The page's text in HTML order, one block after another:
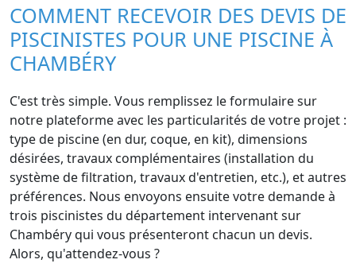
COMMENT RECEVOIR DES DEVIS DE
PISCINISTES POUR UNE PISCINE À
CHAMBÉRY
C'est très simple. Vous remplissez le formulaire sur
notre plateforme avec les particularités de votre projet :
type de piscine (en dur, coque, en kit), dimensions
désirées, travaux complémentaires (installation du
système de filtration, travaux d'entretien, etc.), et autres
préférences. Nous envoyons ensuite votre demande à
trois piscinistes du département intervenant sur
Chambéry qui vous présenteront chacun un devis.
Alors, qu'attendez-vous ?